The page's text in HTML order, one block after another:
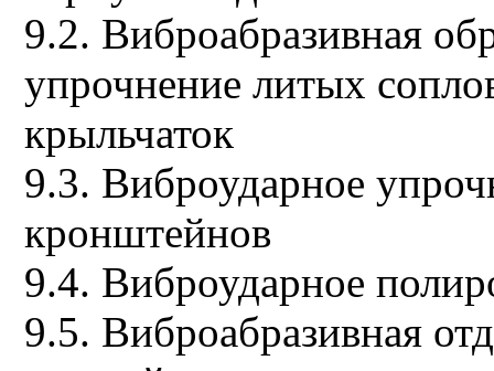
9.2. Виброабразивная
упрочнение литых
крыльчаток
9.3. Виброударное
кронштейнов
9.4. Виброударное
9.5. Виброабразивная